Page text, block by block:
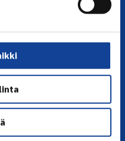
1, 00250 Helsinki